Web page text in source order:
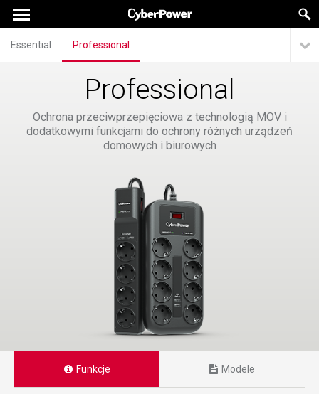
Essential Professional
Professional
Ochrona przeciwprzepięciowa z technologią MOV i
dodatkowymi funkcjami do ochrony różnych urządzeń
domowych i biurowych
Funkcje Modele